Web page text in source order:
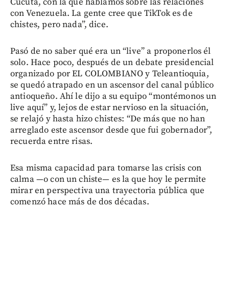
con Venezuela. La gente cree que TikTok es de
chistes, pero nada”, dice.
Pasó de no saber qué era un “live” a proponerlos él
solo. Hace poco, después de un debate presidencial
organizado por EL COLOMBIANO y Teleantioquia,
se quedó atrapado en un ascensor del canal público
antioqueño. Ahí le dijo a su equipo “montémonos un
live aquí” y, lejos de estar nervioso en la situación,
se relajó y hasta hizo chistes: “De más que no han
arreglado este ascensor desde que fui gobernador”,
recuerda entre risas.
Esa misma capacidad para tomarse las crisis con
calma —o con un chiste— es la que hoy le permite
mirar en perspectiva una trayectoria pública que
comenzó hace más de dos décadas.